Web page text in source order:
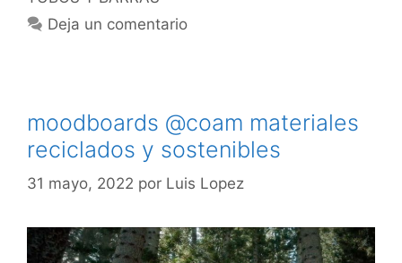
Deja un comentario
moodboards @coam materiales
reciclados y sostenibles
31 mayo, 2022 por Luis Lopez